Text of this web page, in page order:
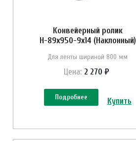
Конвейерный ролик
Н-89х950-9х14 (Наклонный)
Для ленты шириной 800 мм
Цена: 2 270 ₽
Подробнее Купить